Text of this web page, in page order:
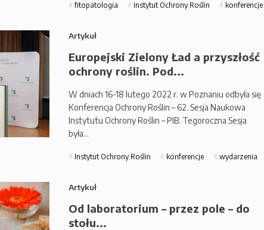
fitopatologia Instytut Ochrony Roślin konferencje
Artykuł
Europejski Zielony Ład a przyszłość
ochrony roślin. Pod...
W dniach 16-18 lutego 2022 r. w Poznaniu odbyła się
Konferencja Ochrony Roślin – 62. Sesja Naukowa
Instytutu Ochrony Roślin – PIB. Tegoroczna Sesja
była…
Instytut Ochrony Roślin konferencje wydarzenia
Artykuł
Od laboratorium – przez pole – do
stołu...